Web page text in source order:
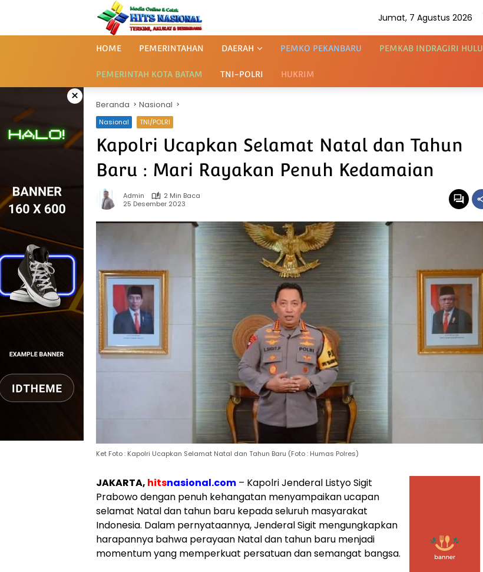
Jumat, 7 Agustus 2026
HOME PEMERINTAHAN DAERAH PEMKO PEKANBARU PEMKAB INDRAGIRI HULU
PEMERINTAH KOTA BATAM TNI-POLRI HUKRIM
× Beranda Nasional
Nasional TNI/POLRI
Kapolri Ucapkan Selamat Natal dan Tahun
Baru : Mari Rayakan Penuh Kedamaian
Admin
2 Min Baca
25 Desember 2023
Ket Foto : Kapolri Ucapkan Selamat Natal dan Tahun Baru (Foto : Humas Polres)
JAKARTA, hitsnasional.com – Kapolri Jenderal Listyo Sigit
Prabowo dengan penuh kehangatan menyampaikan ucapan
selamat Natal dan tahun baru kepada seluruh masyarakat
Indonesia. Dalam pernyataannya, Jenderal Sigit mengungkapkan
harapannya bahwa perayaan Natal dan tahun baru menjadi
momentum yang memperkuat persatuan dan semangat bangsa.